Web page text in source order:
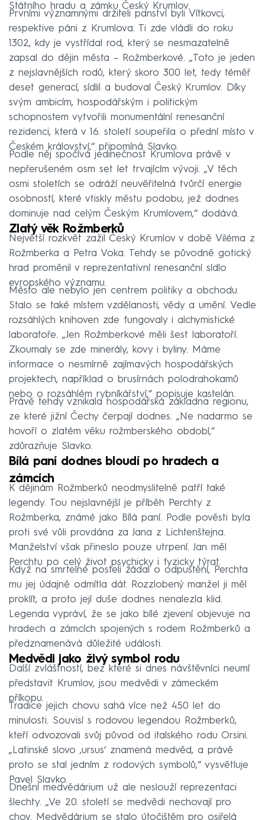
Státního hradu a zámku Český Krumlov.
Prvními významnými držiteli panství byli Vítkovci,
respektive páni z Krumlova. Ti zde vládli do roku
1302, kdy je vystřídal rod, který se nesmazatelně
zapsal do dějin města – Rožmberkové. „Toto je jeden
z nejslavnějších rodů, který skoro 300 let, tedy téměř
deset generací, sídlil a budoval Český Krumlov. Díky
svým ambicím, hospodářským i politickým
schopnostem vytvořili monumentální renesanční
rezidenci, která v 16. století soupeřila o přední místo v
Českém království,“ připomíná Slavko.
Podle něj spočívá jedinečnost Krumlova právě v
nepřerušeném osm set let trvajícím vývoji. „V těch
osmi stoletích se odráží neuvěřitelná tvůrčí energie
osobností, které vtiskly městu podobu, jež dodnes
dominuje nad celým Českým Krumlovem,“ dodává.
Zlatý věk Rožmberků
Největší rozkvět zažil Český Krumlov v době Viléma z
Rožmberka a Petra Voka. Tehdy se původně gotický
hrad proměnil v reprezentativní renesanční sídlo
evropského významu.
Město ale nebylo jen centrem politiky a obchodu.
Stalo se také místem vzdělanosti, vědy a umění. Vedle
rozsáhlých knihoven zde fungovaly i alchymistické
laboratoře. „Jen Rožmberkové měli šest laboratoří.
Zkoumaly se zde minerály, kovy i byliny. Máme
informace o nesmírně zajímavých hospodářských
projektech, například o brusírnách polodrahokamů
nebo o rozsáhlém rybníkářství,“ popisuje kastelán.
Právě tehdy vznikala hospodářská základna regionu,
ze které jižní Čechy čerpají dodnes. „Ne nadarmo se
hovoří o zlatém věku rožmberského období,“
zdůrazňuje Slavko.
Bílá paní dodnes bloudí po hradech a
zámcích
K dějinám Rožmberků neodmyslitelně patří také
legendy. Tou nejslavnější je příběh Perchty z
Rožmberka, známé jako Bílá paní. Podle pověsti byla
proti své vůli provdána za Jana z Lichtenštejna.
Manželství však přineslo pouze utrpení. Jan měl
Perchtu po celý život psychicky i fyzicky týrat.
Když na smrtelné posteli žádal o odpuštění, Perchta
mu jej údajně odmítla dát. Rozzlobený manžel ji měl
proklít, a proto její duše dodnes nenalezla klid.
Legenda vypráví, že se jako bílé zjevení objevuje na
hradech a zámcích spojených s rodem Rožmberků a
předznamenává důležité události.
Medvědi jako živý symbol rodu
Další zvláštností, bez které si dnes návštěvníci neumí
představit Krumlov, jsou medvědi v zámeckém
příkopu.
Tradice jejich chovu sahá více než 450 let do
minulosti. Souvisí s rodovou legendou Rožmberků,
kteří odvozovali svůj původ od italského rodu Orsini.
„Latinské slovo ‚ursus‘ znamená medvěd, a právě
proto se stal jedním z rodových symbolů,“ vysvětluje
Pavel Slavko.
Dnešní medvědárium už ale neslouží reprezentaci
šlechty. „Ve 20. století se medvědi nechovají pro
chov. Medvědárium se stalo útočištěm pro osiřelá